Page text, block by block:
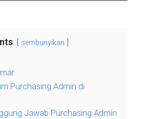
sembunyikan
Purchasing Admin di
Jawab Purchasing Admin